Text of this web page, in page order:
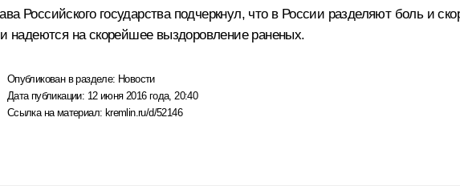
Российского государства подчеркнул, что в России разделяют боль и
и надеются на скорейшее выздоровление раненых.
Опубликован в разделе: Новости
Дата публикации: 12 июня 2016 года, 20:40
Ссылка на материал: kremlin.ru/d/52146